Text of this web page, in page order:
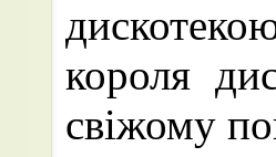
короля
свіжому